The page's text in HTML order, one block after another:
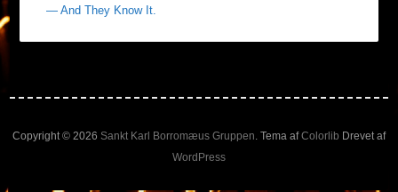
— And They Know It.
Copyright © 2026 Sankt Karl Borromæus Gruppen. Tema afColorlib Drevet af
WordPress